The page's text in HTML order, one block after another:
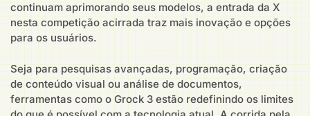
continuam aprimorando seus modelos, a entrada da X
nesta competição acirrada traz mais inovação e opções
para os usuários.
Seja para pesquisas avançadas, programação, criação
de conteúdo visual ou análise de documentos,
ferramentas como o Grock 3 estão redefinindo os limites